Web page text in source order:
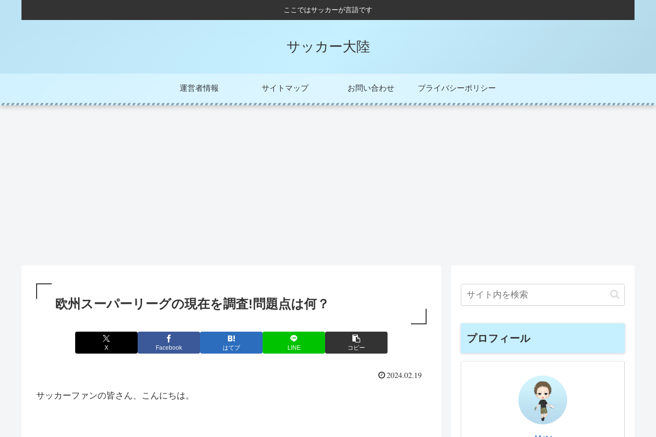
ここではサッカーが言語です
サッカー大陸
運営者情報 サイトマップ お問い合わせ プライバシーポリシー
欧州スーパーリーグの現在を調査!問題点は何？
X Facebook はてブ LINE コピー
2024.02.19
サッカーファンの皆さん、こんにちは。
プロフィール